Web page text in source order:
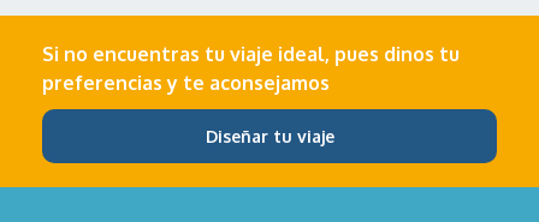
Si no encuentras tu viaje ideal, pues dinos tu
preferencias y te aconsejamos
Diseñar tu viaje